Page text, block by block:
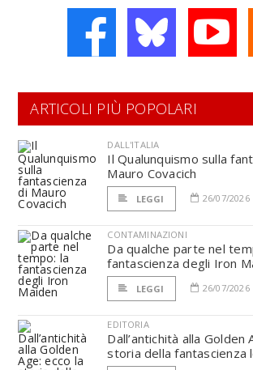
ARTICOLI PIÙ POPOLARI
DALL'ITALIA
Il Qualunquismo sulla
Mauro Covacich
LEGGI 26/07/2026
CONTAMINAZIONI
Da qualche parte nel
fantascienza degli Iron
LEGGI 26/07/2026
EDITORIA
Dall’antichità alla Golden
storia della fantascienza